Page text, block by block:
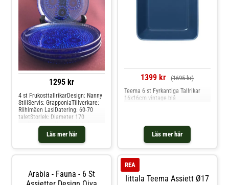
1295 kr
Läs mer här
4 st FrukosttallrikarDesign: Nanny
StillServis: GrapponiaTillverkare:
Riihimäen LasiDatering: 60-70
taletStorlek: Diameter 170
mmKondition: Vintage betyder
äldre fin kvalitet eller årgång, och
används för alla våra produkter
som inte är Nya/oanvända direkt
1399 kr (1695 kr)
Läs mer här
Teema 6 st Fyrkantiga Tallrikar
16x16cm vintage blå
Arabia - Fauna - 6 St
Iittala Teema Assiett Ø17
REA